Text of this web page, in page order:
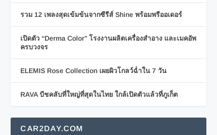
รวม 12 เพลงสุดเข้มข้นจากซีรีส์ Shine พร้อมพรีออเดอร์
เปิดตัว “Derma Color” โรงงานผลิตเครื่องสำอาง และเมคอัพ
ครบวงจร
ELEMIS Rose Collection เผยผิวโกลว์ฉ่ำใน 7 วัน
RAVA บีชคลับที่ใหญ่ที่สุดในไทย ใกล้เปิดตัวแล้วที่ภูเก็ต
CAR2DAY.COM